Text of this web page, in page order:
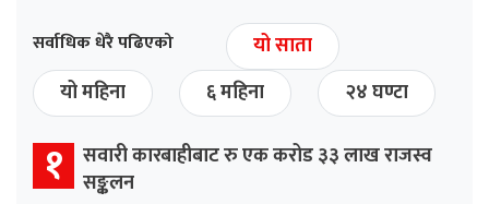
सर्वाधिक धेरै पढिएको
यो साता
यो महिना
६ महिना २४ घण्टा
१ सवारी कारबाहीबाट रु एक करोड ३३ लाख राजस्व
सङ्कलन